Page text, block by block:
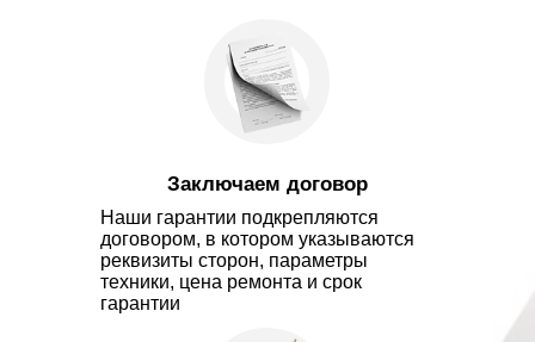
Наши гарантии подкрепляются
договором, в котором указываются
реквизиты сторон, параметры
техники, цена ремонта и срок
гарантии
Заключаем договор